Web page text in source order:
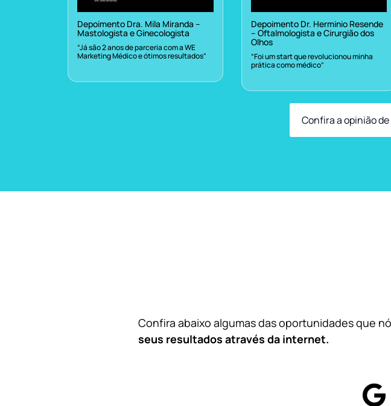
Depoimento Dra. Mila Miranda –
Mastologista e Ginecologista
“Já são 2 anos de parceria com a WE
Marketing Médico e ótimos resultados”
Depoimento Dr. Herminio Resende
– Oftalmologista e Cirurgião dos
Olhos
“Foi um start que revolucionou minha
prática como médico”
Confira a opinião
Confira abaixo algumas das oportunidades que
seus resultados através da internet.